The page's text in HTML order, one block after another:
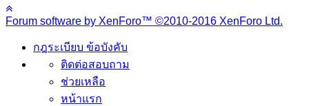
Forum software by XenForo™ ©2010-2016 XenForo Ltd.
กฎระเบียบ ข้อบังคับ
ติดต่อสอบถาม
ช่วยเหลือ
หน้าแรก